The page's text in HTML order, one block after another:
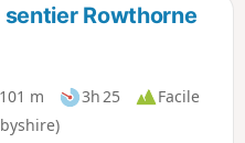
Rowthorne
m 3h 25
Facile